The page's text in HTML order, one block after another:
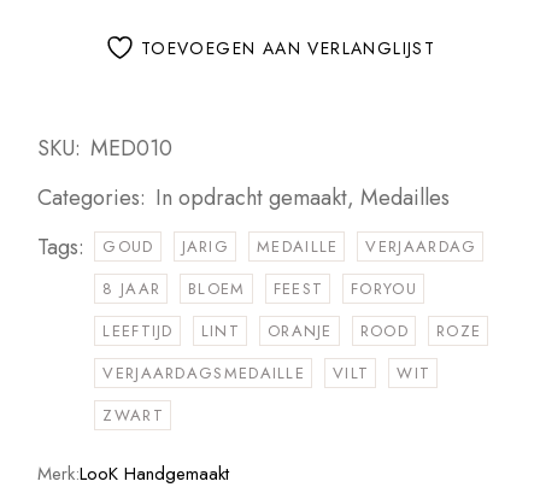
TOEVOEGEN AAN VERLANGLIJST
SKU: MED010
Categories: In opdracht gemaakt,Medailles
Tags:
GOUD JARIG MEDAILLE
VERJAARDAG
8 JAAR
BLOEM FEEST
FORYOU
LEEFTIJD
LINT ORANJE ROOD
ROZE
VERJAARDAGSMEDAILLE
VILT
WIT
ZWART
Merk:LooK Handgemaakt